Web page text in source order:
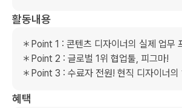
활동내용
＊Point 1 : 콘텐츠 디자이너의 실제 업무
＊Point 2 : 글로벌 1위 협업툴, 피그마!
＊Point 3 : 수료자 전원! 현직 디자이너의
혜택